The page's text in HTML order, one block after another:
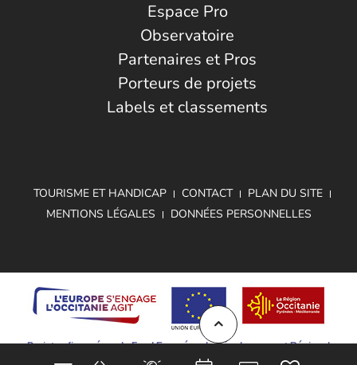
Espace Pro
Observatoire
Partenaires et Pros
Porteurs de projets
Labels et classements
TOURISME ET HANDICAP CONTACT
PLAN DU SITE
MENTIONS LÉGALES
DONNÉES PERSONNELLES
Projet cofinancé par le Fond Européen de Développement Régional